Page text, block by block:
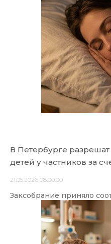
В Петербурге
детей у частников за
21.05.2026 08:00:00
Заксобрание приняло